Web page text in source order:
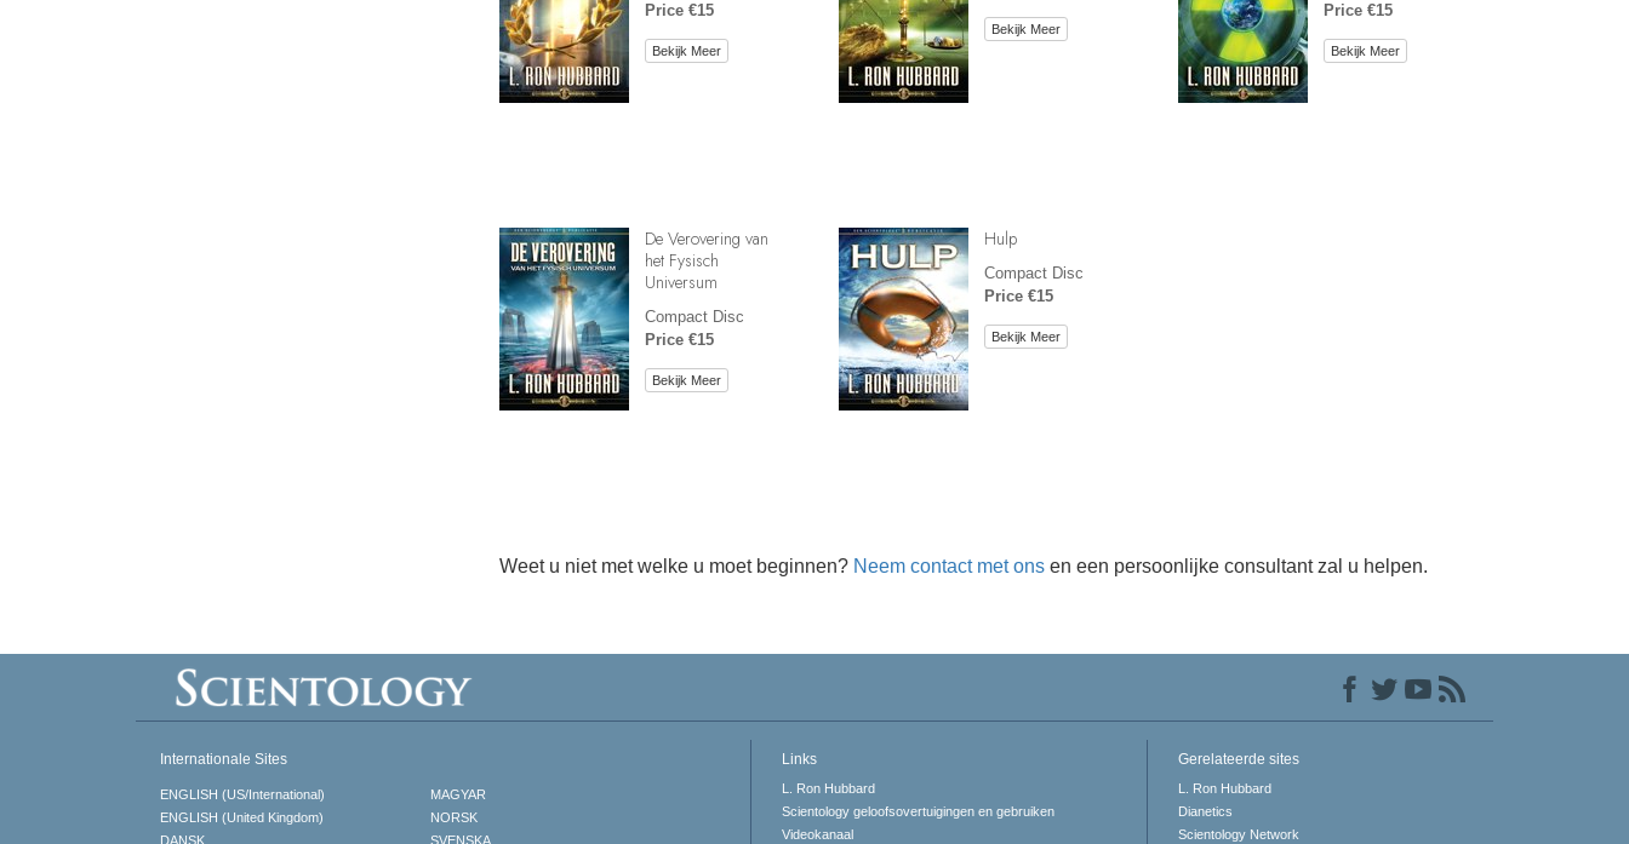
Price €15
Bekijk Meer
Bekijk Meer
Price €15
Bekijk Meer
De Verovering van
het Fysisch
Universum
Compact Disc
Price €15
Bekijk Meer
Hulp
Compact Disc
Price €15
Bekijk Meer
Weet u niet met welke u moet beginnen? Neem contact met ons en een persoonlijke consultant zal u helpen.
Internationale Sites
ENGLISH (US/International)
ENGLISH (United Kingdom)
DANSK
MAGYAR
NORSK
SVENSKA
Links
L. Ron Hubbard
Scientology geloofsovertuigingen en gebruiken
Videokanaal
Gerelateerde sites
L. Ron Hubbard
Dianetics
Scientology Network